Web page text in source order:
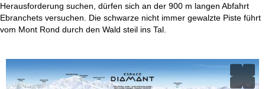
Herausforderung suchen, dürfen sich an der 900 m langen Abfahrt
Ebranchets versuchen. Die schwarze nicht immer gewalzte Piste führt
vom Mont Rond durch den Wald steil ins Tal.